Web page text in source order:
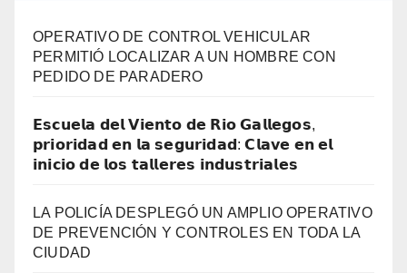
OPERATIVO DE CONTROL VEHICULAR
PERMITIÓ LOCALIZAR A UN HOMBRE CON
PEDIDO DE PARADERO
𝗘𝘀𝗰𝘂𝗲𝗹𝗮 𝗱𝗲𝗹 𝗩𝗶𝗲𝗻𝘁𝗼 𝗱𝗲 𝗥𝗶𝗼 𝗚𝗮𝗹𝗹𝗲𝗴𝗼𝘀,
𝗽𝗿𝗶𝗼𝗿𝗶𝗱𝗮𝗱 𝗲𝗻 𝗹𝗮 𝘀𝗲𝗴𝘂𝗿𝗶𝗱𝗮𝗱: 𝗖𝗹𝗮𝘃𝗲 𝗲𝗻 𝗲𝗹
𝗶𝗻𝗶𝗰𝗶𝗼 𝗱𝗲 𝗹𝗼𝘀 𝘁𝗮𝗹𝗹𝗲𝗿𝗲𝘀 𝗶𝗻𝗱𝘂𝘀𝘁𝗿𝗶𝗮𝗹𝗲𝘀
LA POLICÍA DESPLEGÓ UN AMPLIO OPERATIVO
DE PREVENCIÓN Y CONTROLES EN TODA LA
CIUDAD